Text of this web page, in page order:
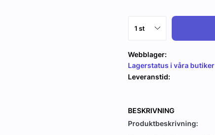
Webblager:
Lagerstatus i våra butiker
Leveranstid:
BESKRIVNING
Produktbeskrivning: